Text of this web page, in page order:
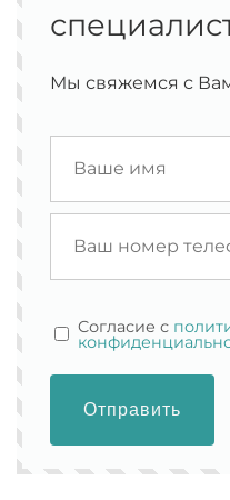
Мы свяжемся с
Cогласие с
Отправить